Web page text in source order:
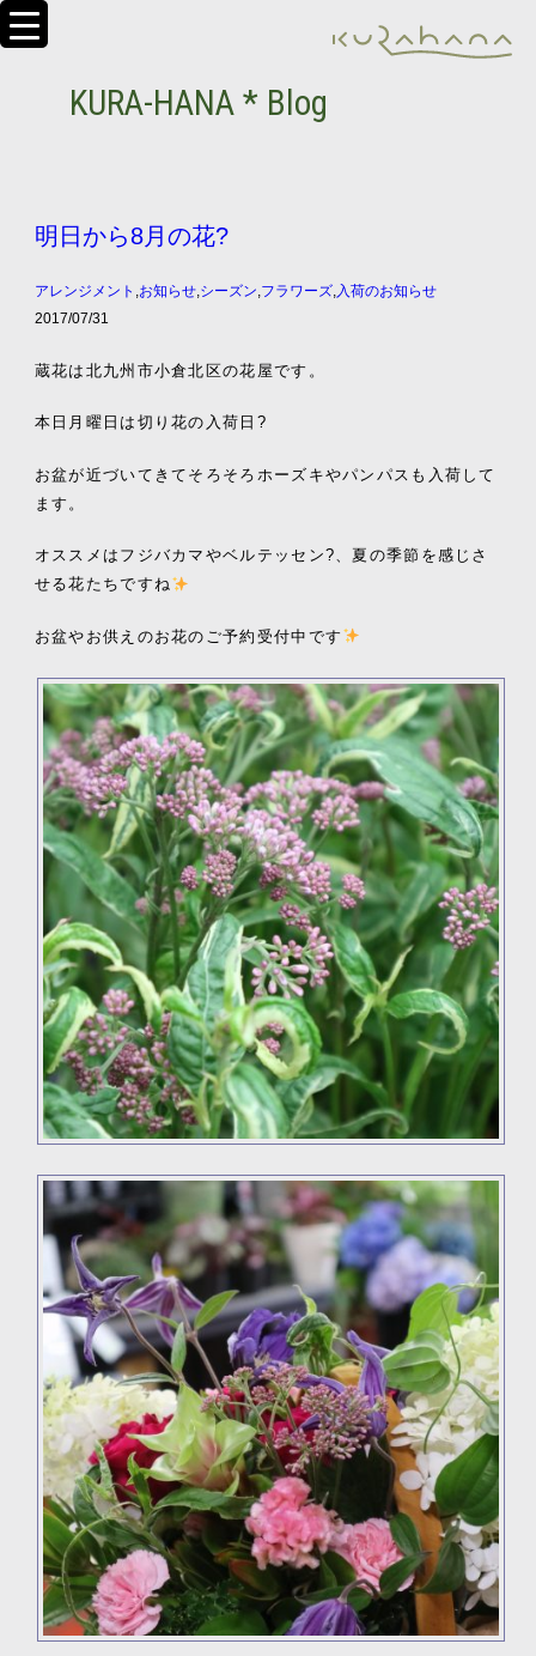
KURA-HANA * Blog
明日から8月の花?
アレンジメント ,お知らせ,シーズン,フラワーズ,入荷のお知らせ
2017/07/31
蔵花は北九州市小倉北区の花屋です。
本日月曜日は切り花の入荷日?
お盆が近づいてきてそろそろホーズキやパンパスも入荷して
ます。
オススメはフジバカマやベルテッセン?、夏の季節を感じさ
せる花たちですね
お盆やお供えのお花のご予約受付中です